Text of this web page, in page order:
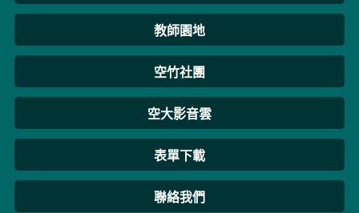
教師園地
空竹社團
空大影音雲
表單下載
聯絡我們